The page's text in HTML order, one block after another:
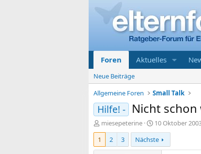
Foren Aktuelles
Neue Beiträge
Allgemeine Foren
Small Talk
Hilfe! - Nicht schon
E
r
t
miesepeterine
E
r
s
t
10 Oktober
1
2 3 Nächste